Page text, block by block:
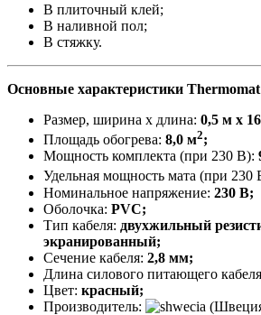
В плиточный клей;
В наливной пол;
В стяжку.
Основные характеристики
Размер, ширина х длина: 0,5 м х
Площадь обогрева: 8,0 м2;
Мощность комплекта (при 230 В):
Удельная мощность мата (при 230
Номинальное напряжение: 230 В;
Оболочка: PVC;
Тип кабеля: двухжильный
экранированный;
Сечение кабеля: 2,8 мм;
Длина силового питающего
Цвет: красный;
Производитель: